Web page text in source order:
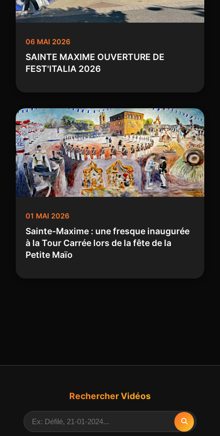
06 MAI 2026
SAINTE MAXIME OUVERTURE DE
FEST'ITALIA 2026
01 MAI 2026
Sainte-Maxime : une fresque inaugurée
à la Tour Carrée lors de la fête de la
Petite Maïo
Rechercher Vidéos